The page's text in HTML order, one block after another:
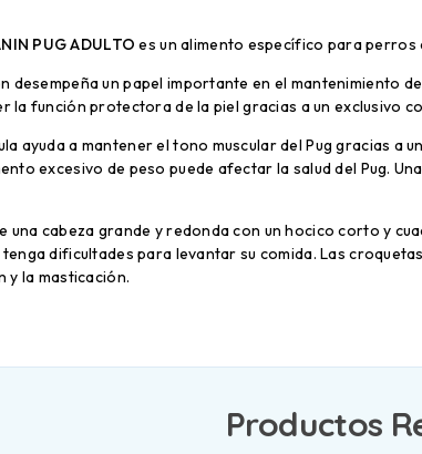
PUG ADULTOes un alimento específico para perros
desempeña un papel importante en el mantenimiento
la función protectora de la piel gracias a un exclusivo
ayuda a mantener el tono muscular del Pug gracias a
excesivo de peso puede afectar la salud del Pug.
una cabeza grande y redonda con un hocico corto y
tenga dificultades para levantar su comida. Las
y la masticación.
Productos